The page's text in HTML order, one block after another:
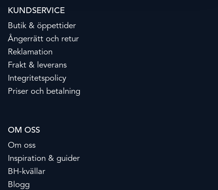
KUNDSERVICE
Butik & öppettider
Ångerrätt och retur
Reklamation
Frakt & leverans
Integritetspolicy
Priser och betalning
OM OSS
Om oss
Inspiration & guider
BH-kvällar
Blogg